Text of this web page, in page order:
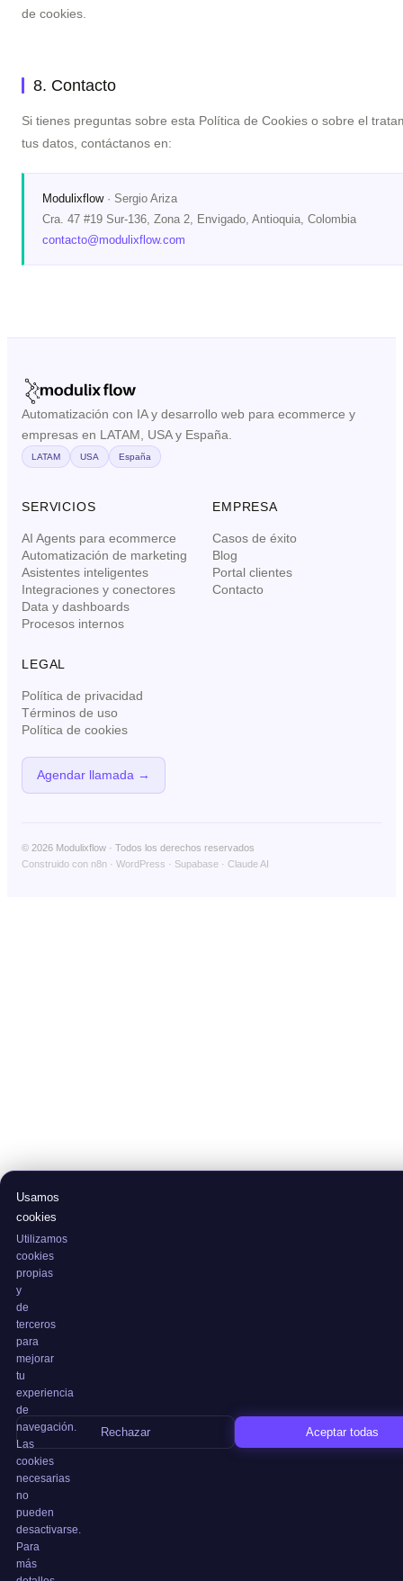
Usamos
cookies
Utilizamos
cookies
propias
y
de
terceros
para
mejorar
tu
experiencia
de
navegación.
Las
cookies
necesarias
no
pueden
desactivarse.
Para
más
Rechazar Aceptar todas
de cookies.
8. Contacto
Si tienes preguntas sobre esta Política de Cookies o sobre el
tus datos, contáctanos en:
Modulixflow· Sergio Ariza
Cra. 47 #19 Sur-136, Zona 2, Envigado, Antioquia, Colombia
contacto@modulixflow.com
Automatización con IA y desarrollo web para ecommerce y
empresas en LATAM, USA y España.
LATAM USA España
SERVICIOS
AI Agents para ecommerce
Automatización de marketing
Asistentes inteligentes
Integraciones y conectores
Data y dashboards
Procesos internos
EMPRESA
Casos de éxito
Blog
Portal clientes
Contacto
LEGAL
Política de privacidad
Términos de uso
Política de cookies
Agendar llamada →
© 2026 Modulixflow · Todos los derechos reservados
Construido con n8n · WordPress · Supabase · Claude AI